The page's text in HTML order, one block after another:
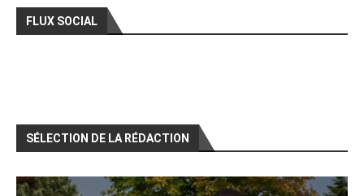
FLUX SOCIAL
SÉLECTION DE LA RÉDACTION